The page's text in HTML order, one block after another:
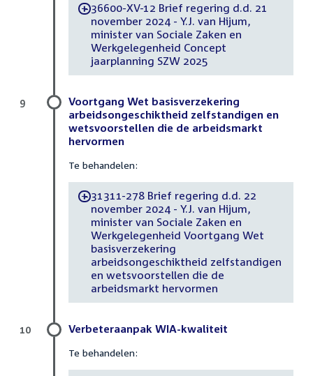
-36600-XV-12 Brief regering d.d. 21
november 2024 - Y.J. van Hijum,
minister van Sociale Zaken en
Werkgelegenheid Concept
jaarplanning SZW 2025
Voortgang Wet basisverzekering
arbeidsongeschiktheid zelfstandigen en
wetsvoorstellen die de arbeidsmarkt
hervormen
Te behandelen:
-31311-278 Brief regering d.d. 22
november 2024 - Y.J. van Hijum,
minister van Sociale Zaken en
Werkgelegenheid Voortgang Wet
basisverzekering
arbeidsongeschiktheid zelfstandigen
en wetsvoorstellen die de
arbeidsmarkt hervormen
9
Verbeteraanpak WIA-kwaliteit
Te behandelen:
10